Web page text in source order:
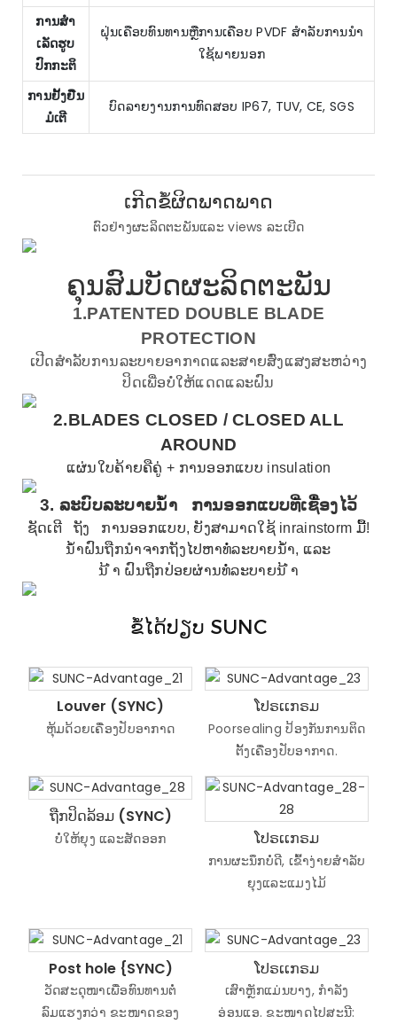
ການສໍາ
ເລັດຮູບ
ປົກກະຕິ
ຝຸ່ນເຄືອບທົນທານຫຼືການເຄືອບ PVDF ສໍາລັບການນໍາ
ໃຊ້ພາຍນອກ
ການຢັ້ງຢືນ
ມໍເຕີ
ບົດລາຍງານການທົດສອບ IP67, TUV, CE, SGS
ເກີດຂໍ້ຜິດພາດພາດ
ຕົວຢ່າງຜະລິດຕະພັນແລະ views ລະເບີດ
ຄຸນສົມບັດຜະລິດຕະພັນ
1.PATENTED DOUBLE BLADE
PROTECTION
ເປີດສໍາລັບການລະບາຍອາກາດແລະສາຍສົ່ງແສງສະຫວ່າງ
ປິດເພື່ອບໍ່ໃຫ້ແດດແລະຝົນ
2.BLADES CLOSED /CLOSED ALL
AROUND
ແຜ່ນໃບຄ້າຍຄືຄູ່ + ການອອກແບບ insulation
3. ລະບົບລະບາຍນ້ໍາ ການອອກແບບທີ່ເຊື່ອງໄວ້
ຊັດເຕີ ຖັງ
ການອອກແບບ, ຍັງສາມາດໃຊ້ inrainstorm ມື້!
ນໍ້າຝົນຖືກນໍາຈາກຖັງໄປຫາທໍ່ລະບາຍນ້ໍາ, ແລະ
ນ້ ຳ ຝົນຖືກປ່ອຍຜ່ານທໍ່ລະບາຍນ້ ຳ
ຂໍ້ໄດ້ປຽບ SUNC
Louver (SYNC)
ຫຸ້ມດ້ວຍເຄື່ອງປັບອາກາດ
ໂປຣເເກຣມ
Poorsealing ປ້ອງກັນການຕິດ
ຕັ້ງເຄື່ອງປັບອາກາດ.
ຖືກປິດລ້ອມ (SYNC)
ບໍ່ໃຫ້ຍຸງ ແລະສັດອອກ ໂປຣເເກຣມ
ການຜະນຶກບໍ່ດີ, ເຂົ້າງ່າຍສໍາລັບ
ຍຸງແລະແມງໄມ້
Post hole {SYNC)
ວັດສະດຸໜາເພື່ອທົນທານຕໍ່
ລົມແຮງກວ່າ ຂະໜາດຂອງ
ໂປຣເເກຣມ
ເສົາຫຼັກແມ່ນບາງ, ກໍາລັງ
ອ່ອນແອ. ຂະໜາດໄປສະນີ: